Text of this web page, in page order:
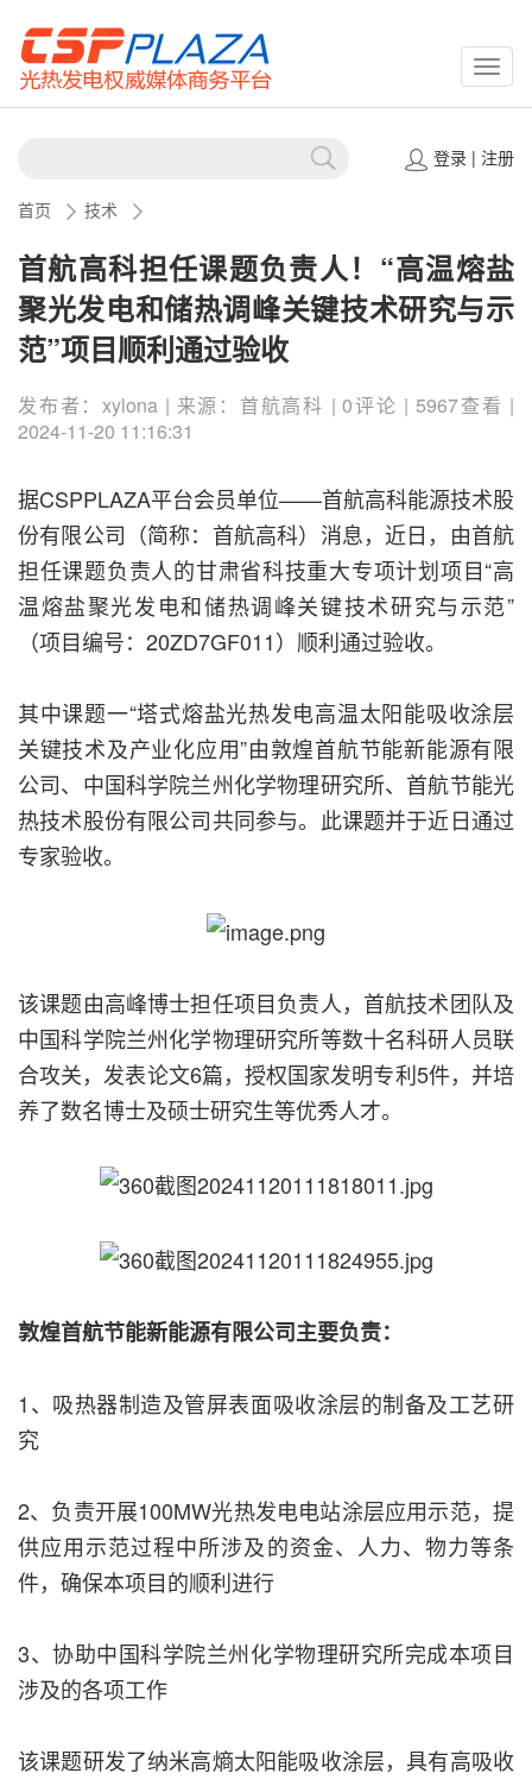
登录| 注册
首页 技术
首航高科担任课题负责人！“高温熔盐
聚光发电和储热调峰关键技术研究与示
范”项目顺利通过验收
发布者：xylona | 来源：首航高科 | 0评论 | 5967查看 |
2024-11-20 11:16:31
据CSPPLAZA平台会员单位——首航高科能源技术股
份有限公司（简称：首航高科）消息，近日，由首航
担任课题负责人的甘肃省科技重大专项计划项目“高
温熔盐聚光发电和储热调峰关键技术研究与示范”
（项目编号：20ZD7GF011）顺利通过验收。
其中课题一“塔式熔盐光热发电高温太阳能吸收涂层
关键技术及产业化应用”由敦煌首航节能新能源有限
公司、中国科学院兰州化学物理研究所、首航节能光
热技术股份有限公司共同参与。此课题并于近日通过
专家验收。
该课题由高峰博士担任项目负责人，首航技术团队及
中国科学院兰州化学物理研究所等数十名科研人员联
合攻关，发表论文6篇，授权国家发明专利5件，并培
养了数名博士及硕士研究生等优秀人才。
敦煌首航节能新能源有限公司主要负责：
1、吸热器制造及管屏表面吸收涂层的制备及工艺研
究
2、负责开展100MW光热发电电站涂层应用示范，提
供应用示范过程中所涉及的资金、人力、物力等条
件，确保本项目的顺利进行
3、协助中国科学院兰州化学物理研究所完成本项目
涉及的各项工作
该课题研发了纳米高熵太阳能吸收涂层，具有高吸收